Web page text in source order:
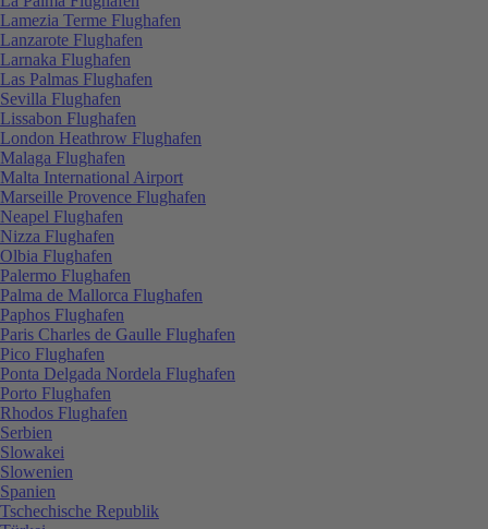
Lamezia Terme Flughafen
Lanzarote Flughafen
Larnaka Flughafen
Las Palmas Flughafen
Sevilla Flughafen
Lissabon Flughafen
London Heathrow Flughafen
Malaga Flughafen
Malta International Airport
Marseille Provence Flughafen
Neapel Flughafen
Nizza Flughafen
Olbia Flughafen
Palermo Flughafen
Palma de Mallorca Flughafen
Paphos Flughafen
Paris Charles de Gaulle Flughafen
Pico Flughafen
Ponta Delgada Nordela Flughafen
Porto Flughafen
Rhodos Flughafen
Serbien
Slowakei
Slowenien
Spanien
Tschechische Republik